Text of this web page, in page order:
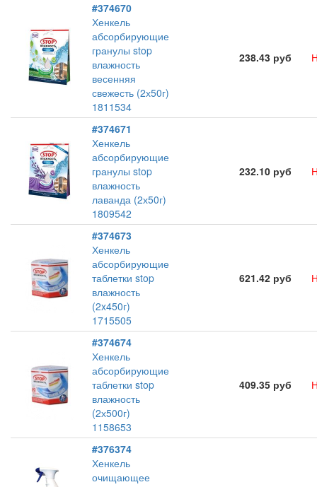
#374670
Хенкель
абсорбирующие
гранулы stop
влажность
весенняя
свежесть (2х50г)
1811534
238.43 руб
#374671
Хенкель
абсорбирующие
гранулы stop
влажность
лаванда (2х50г)
1809542
232.10 руб
#374673
Хенкель
абсорбирующие
таблетки stop
влажность
(2x450г)
1715505
621.42 руб
#374674
Хенкель
абсорбирующие
таблетки stop
влажность
(2х500г)
1158653
409.35 руб
#376374
Хенкель
очищающее